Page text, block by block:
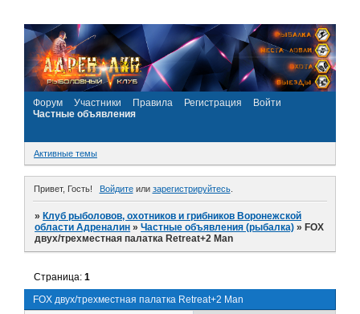
Форум Участники Правила Регистрация
Войти
Частные объявления
Активные темы
Привет, Гость! Войдитеили зарегистрируйтесь.
»Клуб рыболовов, охотников и грибников Воронежской
области Адреналин »Частные объявления (рыбалка) »FOX
двух/трехместная палатка Retreat+2 Man
FOX двух/трехместная палатка Retreat+2 Man
Страница:1